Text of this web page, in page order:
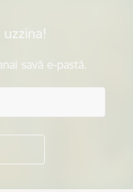
savā e-pastā.